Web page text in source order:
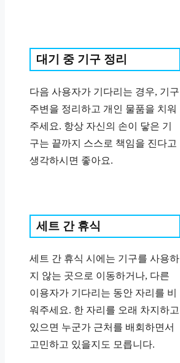
대기 중 기구 정리
다음 사용자가 기다리는 경우, 기구
주변을 정리하고 개인 물품을 치워
주세요. 항상 자신의 손이 닿은 기
구는 끝까지 스스로 책임을 진다고
생각하시면 좋아요.
세트 간 휴식
세트 간 휴식 시에는 기구를 사용하
지 않는 곳으로 이동하거나, 다른
이용자가 기다리는 동안 자리를 비
워주세요. 한 자리를 오래 차지하고
있으면 누군가 근처를 배회하면서
고민하고 있을지도 모릅니다.